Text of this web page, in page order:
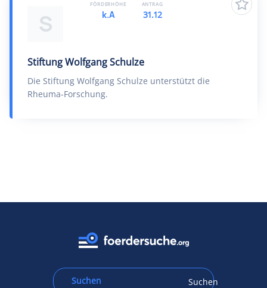
S
Stiftung Wolfgang Schulze
Die Stiftung Wolfgang Schulze unterstützt die
Rheuma-Forschung.
FÖRDERHÖHE
k.A
ANTRAG
31.12
Suchen